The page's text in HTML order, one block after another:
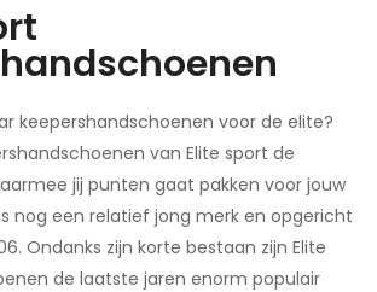
keepershandschoenen voor de elite?
van Elite sport de
jij punten gaat pakken voor jouw
nog een relatief jong merk en opgericht
Ondanks zijn korte bestaan zijn Elite
de laatste jaren enorm populair